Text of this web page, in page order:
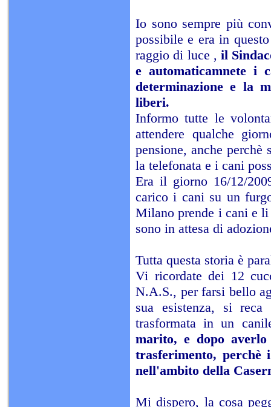
Io sono sempre più
possibile e era in
raggio di luce ,il
e automaticamnete i
determinazione e la
liberi.
Informo tutte le
attendere qualche
pensione, anche
la telefonata e i cani
Era il giorno 16/12/
carico i cani su un
Milano prende i cani e
sono in attesa di
Tutta questa storia è
Vi ricordate dei 12
N.A.S., per farsi bello
sua esistenza, si
trasformata in un
marito, e dopo
trasferimento, perchè
nell'ambito della
Mi dispero, la cosa